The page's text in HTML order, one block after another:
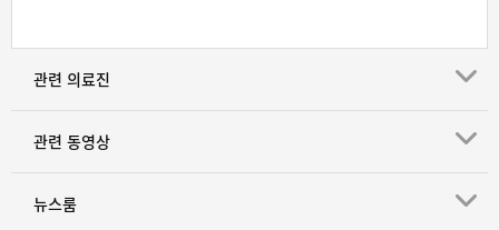
관련 의료진
관련 동영상
뉴스룸